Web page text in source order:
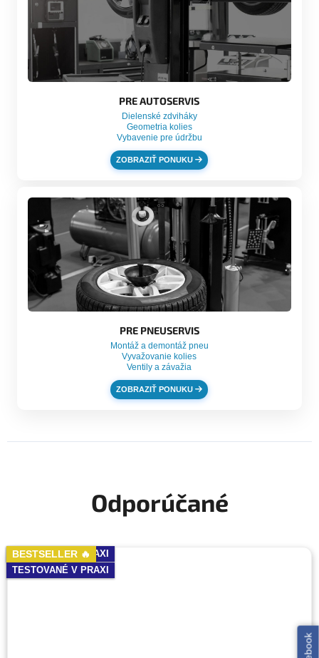
PRE AUTOSERVIS
Dielenské zdviháky
Geometria kolies
Vybavenie pre údržbu
ZOBRAZIŤ PONUKU
PRE PNEUSERVIS
Montáž a demontáž pneu
Vyvažovanie kolies
Ventily a závažia
ZOBRAZIŤ PONUKU
Odporúčané
BESTSELLER 🔥
TESTOVANÉ V PRAXI
TESTOVANÉ V PRAXI
TESTOVANÉ V PRAXI
BESTSELLER 🔥
TESTOVANÉ V PRAXI